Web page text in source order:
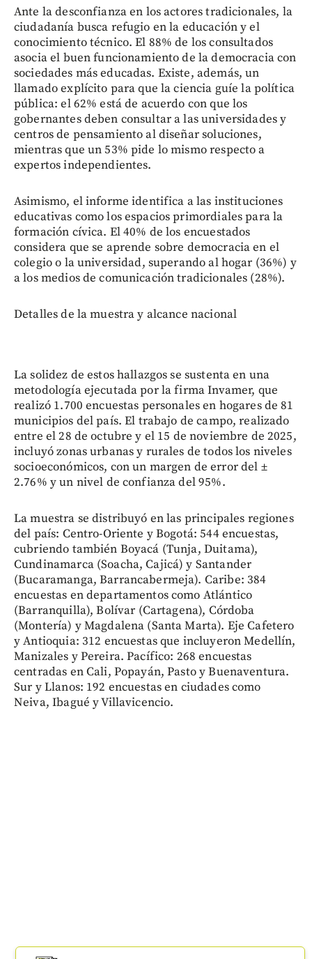
Ante la desconfianza en los actores tradicionales, la
ciudadanía busca refugio en la educación y el
conocimiento técnico. El 88% de los consultados
asocia el buen funcionamiento de la democracia con
sociedades más educadas. Existe, además, un
llamado explícito para que la ciencia guíe la política
pública: el 62% está de acuerdo con que los
gobernantes deben consultar a las universidades y
centros de pensamiento al diseñar soluciones,
mientras que un 53% pide lo mismo respecto a
expertos independientes.
Asimismo, el informe identifica a las instituciones
educativas como los espacios primordiales para la
formación cívica. El 40% de los encuestados
considera que se aprende sobre democracia en el
colegio o la universidad, superando al hogar (36%) y
a los medios de comunicación tradicionales (28%).
Detalles de la muestra y alcance nacional
La solidez de estos hallazgos se sustenta en una
metodología ejecutada por la firma Invamer, que
realizó 1.700 encuestas personales en hogares de 81
municipios del país. El trabajo de campo, realizado
entre el 28 de octubre y el 15 de noviembre de 2025,
incluyó zonas urbanas y rurales de todos los niveles
socioeconómicos, con un margen de error del ±
2.76% y un nivel de confianza del 95%.
La muestra se distribuyó en las principales regiones
del país: Centro-Oriente y Bogotá: 544 encuestas,
cubriendo también Boyacá (Tunja, Duitama),
Cundinamarca (Soacha, Cajicá) y Santander
(Bucaramanga, Barrancabermeja). Caribe: 384
encuestas en departamentos como Atlántico
(Barranquilla), Bolívar (Cartagena), Córdoba
(Montería) y Magdalena (Santa Marta). Eje Cafetero
y Antioquia: 312 encuestas que incluyeron Medellín,
Manizales y Pereira. Pacífico: 268 encuestas
centradas en Cali, Popayán, Pasto y Buenaventura.
Sur y Llanos: 192 encuestas en ciudades como
Neiva, Ibagué y Villavicencio.